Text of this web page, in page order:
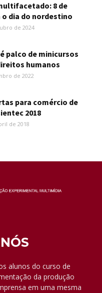
8 de
dia do nordestino
de 2024
palco de minicursos
humanos
de 2022
para comércio de
2018
de 2018
alunos do curso de
da produção
em uma mesma